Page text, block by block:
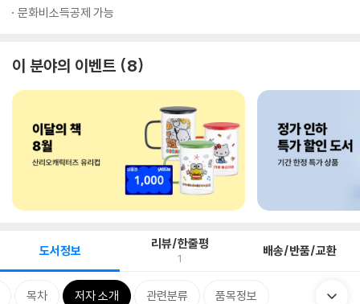
문화비소득공제 가능
이 분야의 이벤트 8
도서정보 리뷰/한줄평
1 배송/반품/교환
목차 저자 소개 관련분류 품목정보